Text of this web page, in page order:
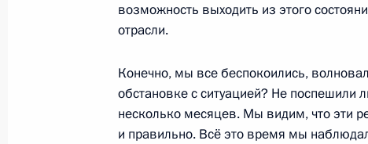
Открытый урок «Помнить – значит
31 августа 2020 года, понедельник
возможность выходить из этого
отрасли.
Конечно, мы все беспокоились,
обстановке с ситуацией? Не поспешили
несколько месяцев. Мы видим, что эти
и правильно. Всё это время мы